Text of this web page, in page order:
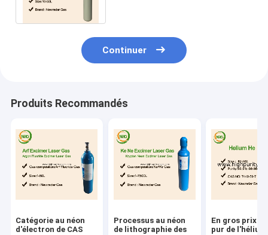
Continuer
Produits Recommandés
Catégorie au néon
d'électron de CAS
Processus au néon
de lithographie des
En gros prix
pur de l'hélium